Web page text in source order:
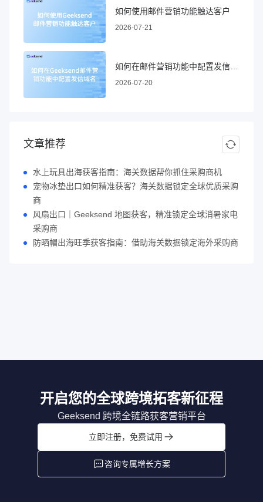
如何使用邮件营销功能触达客户
2026-07-21
2026-07-20
文章推荐
水上玩具出海获客指南：海关数据帮你抓住采购商机
宠物冰垫出口如何精准获客？海关数据锁定全球优质采购
商
风扇出口｜Geeksend 地图获客，精准锁定全球消暑家电
采购商
防晒帽出海旺季获客指南：借助海关数据锁定海外采购商
开启您的全球跨境拓客新征程
Geeksend 跨境全链路获客营销平台
立即注册，免费试用
咨询专属增长方案